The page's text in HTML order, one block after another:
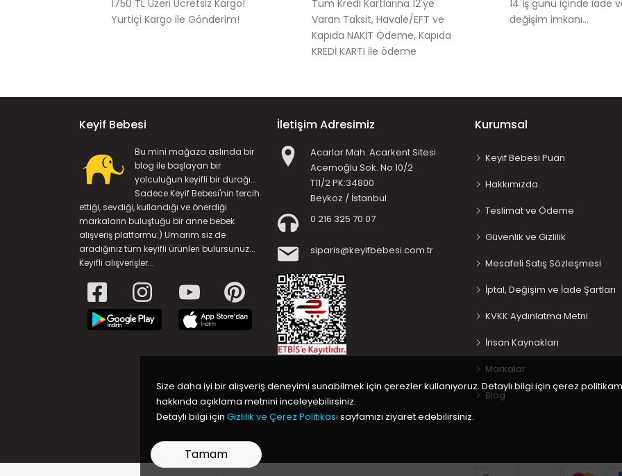
1750 TL Üzeri Ücretsiz Kargo!
Yurtiçi Kargo ile Gönderim!
Tüm Kredi Kartlarına 12'ye
Varan Taksit, Havale/EFT ve
Kapıda NAKİT Ödeme, Kapıda
KREDİ KARTI ile ödeme
14 İş günü içinde iade
değişim imkanı...
Keyif Bebesi
Bu mini mağaza aslında bir
blog ile başlayan bir
yolculuğun keyifli bir durağı...
Sadece Keyif Bebesi'nin tercih
ettiği, sevdiği, kullandığı ve önerdiği
markaların buluştuğu bir anne bebek
alışveriş platformu:) Umarım siz de
aradığınız tüm keyifli ürünleri bulursunuz...
Keyifli alışverişler...
İletişim Adresimiz
Acarlar Mah. Acarkent Sitesi
Acemoğlu Sok. No:10/2
T11/2 PK:34800
Beykoz / İstanbul
0 216 325 70 07
siparis@keyifbebesi.com.tr
Kurumsal
Keyif Bebesi Puan
Hakkımızda
Teslimat ve Ödeme
Güvenlik ve Gizlilik
Mesafeli Satış Sözleşmesi
İptal, Değişim ve İade Şartları
KVKK Aydınlatma Metni
İnsan Kaynakları
Markalar
Blog
Size daha iyi bir alışveriş deneyimi sunabilmek için çerezler kullanıyoruz. Detaylı bilgi için çerez
hakkında açıklama metnini inceleyebilirsiniz.
Detaylı bilgi için Gizlilik ve Çerez Politikası sayfamızı ziyaret edebilirsiniz.
Tamam